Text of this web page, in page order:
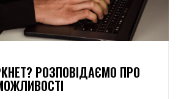
РОЗПОВІДАЄМО ПРО